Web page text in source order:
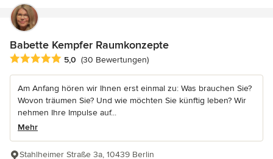
Babette Kempfer Raumkonzepte
Durchschnittliche Bewertung: 5 von 5 Sternen
5,0 (30 Bewertungen)
Am Anfang hören wir Ihnen erst einmal zu: Was brauchen Sie?
Wovon träumen Sie? Und wie möchten Sie künftig leben? Wir
nehmen Ihre Impulse auf...
Mehr
Stahlheimer Straße 3a, 10439 Berlin